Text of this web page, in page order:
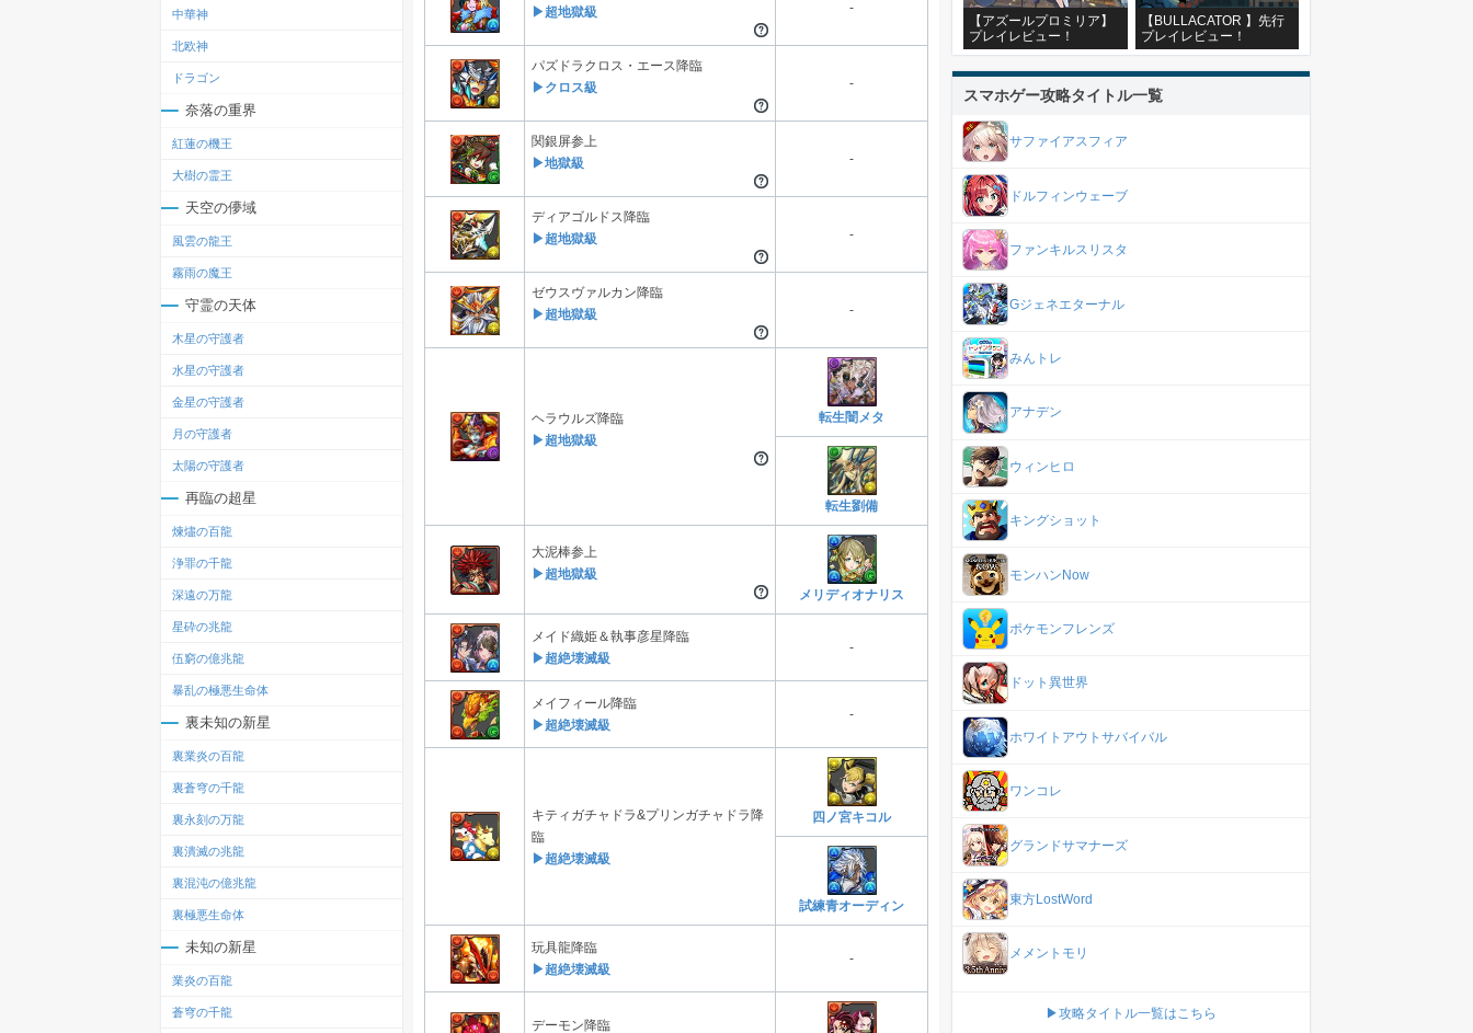
▶超地獄級
-
パズドラクロス・エース降臨
▶クロス級
-
関銀屏参上
▶地獄級
-
ディアゴルドス降臨
▶超地獄級
-
ゼウスヴァルカン降臨
▶超地獄級
-
ヘラウルズ降臨
▶超地獄級
転生闇メタ
転生劉備
大泥棒参上
▶超地獄級
メリディオナリス
メイド織姫＆執事彦星降臨
▶超絶壊滅級
-
メイフィール降臨
▶超絶壊滅級
-
キティガチャドラ&プリンガチャドラ降
臨
▶超絶壊滅級
四ノ宮キコル
試練青オーディン
玩具龍降臨
▶超絶壊滅級
-
デーモン降臨
中華神
北欧神
ドラゴン
奈落の重界
紅蓮の機王
大樹の霊王
天空の儚域
風雲の龍王
霧雨の魔王
守霊の天体
木星の守護者
水星の守護者
金星の守護者
月の守護者
太陽の守護者
再臨の超星
煉燼の百龍
浄罪の千龍
深遠の万龍
星砕の兆龍
伍窮の億兆龍
暴乱の極悪生命体
裏未知の新星
裏業炎の百龍
裏蒼穹の千龍
裏永刻の万龍
裏潰滅の兆龍
裏混沌の億兆龍
裏極悪生命体
未知の新星
業炎の百龍
蒼穹の千龍
【アズールプロミリア】
プレイレビュー！
【BULLACATOR 】先行
プレイレビュー！
スマホゲー攻略タイトル一覧
サファイアスフィア
ドルフィンウェーブ
ファンキルスリスタ
Gジェネエターナル
みんトレ
アナデン
ウィンヒロ
キングショット
モンハンNow
ポケモンフレンズ
ドット異世界
ホワイトアウトサバイバル
ワンコレ
グランドサマナーズ
東方LostWord
メメントモリ
▶攻略タイトル一覧はこちら